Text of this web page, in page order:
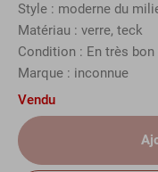
Style : moderne du
Matériau : verre, teck
Condition : En très
Marque : inconnue
Vendu